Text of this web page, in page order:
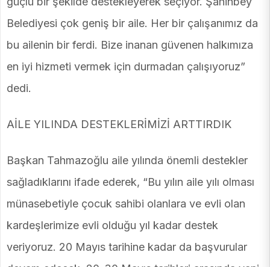
Belediyesi çok geniş bir aile. Her bir çalışanımız da
bu ailenin bir ferdi. Bize inanan güvenen halkımıza
en iyi hizmeti vermek için durmadan çalışıyoruz”
dedi.
AİLE YILINDA DESTEKLERİMİZİ ARTTIRDIK
Başkan Tahmazoğlu aile yılında önemli destekler
sağladıklarını ifade ederek, “Bu yılın aile yılı olması
münasebetiyle çocuk sahibi olanlara ve evli olan
kardeşlerimize evli olduğu yıl kadar destek
veriyoruz. 20 Mayıs tarihine kadar da başvurular